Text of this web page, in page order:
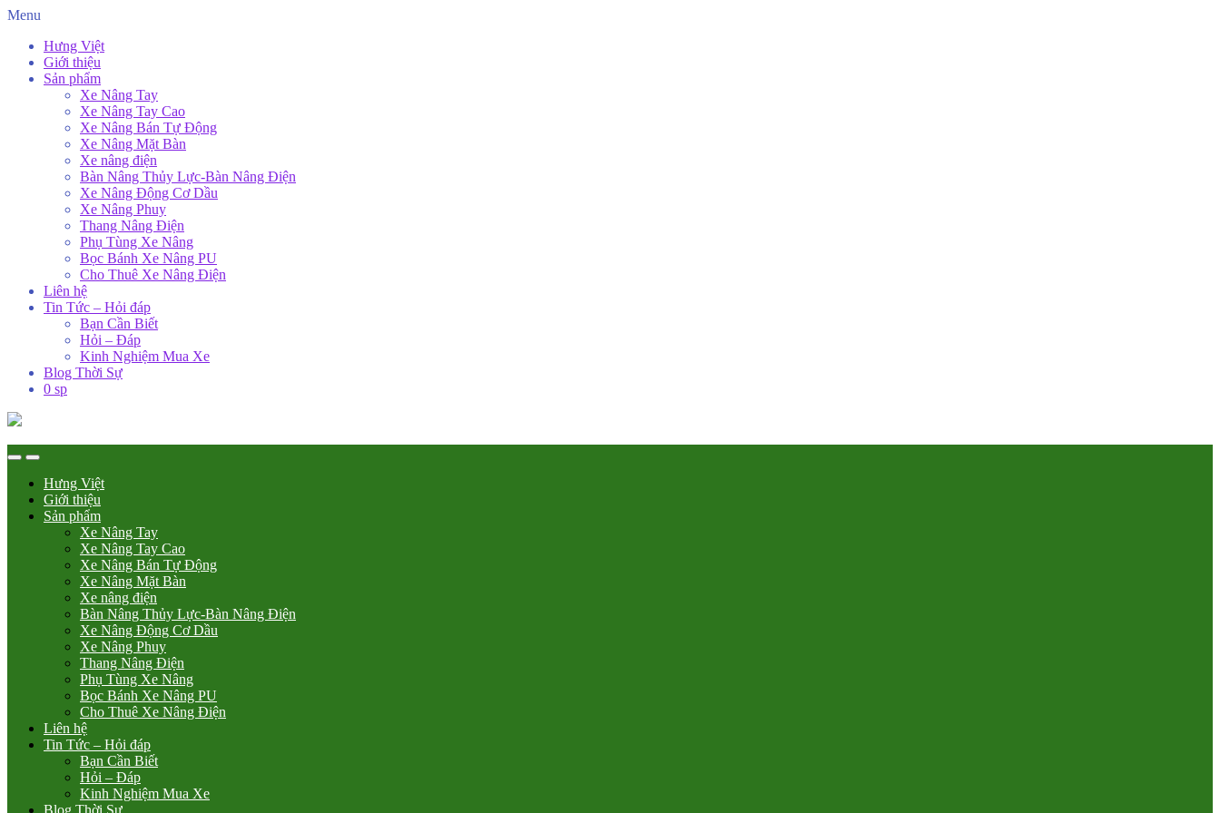
Menu
Hưng Việt
Giới thiệu
Sản phẩm
Xe Nâng Tay
Xe Nâng Tay Cao
Xe Nâng Bán Tự Động
Xe Nâng Mặt Bàn
Xe nâng điện
Bàn Nâng Thủy Lực-Bàn Nâng Điện
Xe Nâng Động Cơ Dầu
Xe Nâng Phuy
Thang Nâng Điện
Phụ Tùng Xe Nâng
Bọc Bánh Xe Nâng PU
Cho Thuê Xe Nâng Điện
Liên hệ
Tin Tức – Hỏi đáp
Bạn Cần Biết
Hỏi – Đáp
Kinh Nghiệm Mua Xe
Blog Thời Sự
0 sp
Hưng Việt
Giới thiệu
Sản phẩm
Xe Nâng Tay
Xe Nâng Tay Cao
Xe Nâng Bán Tự Động
Xe Nâng Mặt Bàn
Xe nâng điện
Bàn Nâng Thủy Lực-Bàn Nâng Điện
Xe Nâng Động Cơ Dầu
Xe Nâng Phuy
Thang Nâng Điện
Phụ Tùng Xe Nâng
Bọc Bánh Xe Nâng PU
Cho Thuê Xe Nâng Điện
Liên hệ
Tin Tức – Hỏi đáp
Bạn Cần Biết
Hỏi – Đáp
Kinh Nghiệm Mua Xe
Blog Thời Sự